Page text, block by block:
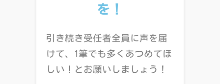
を！
引き続き受任者全員に声を届
けて、
1 筆でも多くあつめてほ
しい！とお願いしましょう！